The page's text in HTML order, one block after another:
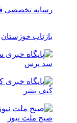
رسانه تخصصی
بازتاب خوزستان
سد پرس
کُنف نشر
صبح ملت نیوز